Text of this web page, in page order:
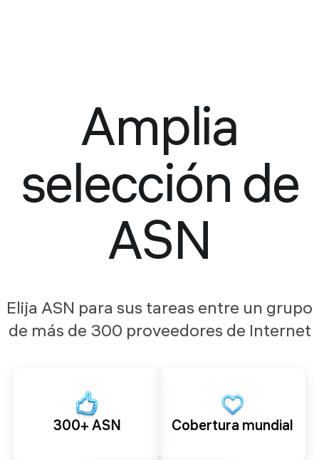
Amplia
selección de
ASN
Elija ASN para sus tareas entre un grupo
de más de 300 proveedores de Internet
300+ ASN Cobertura mundial